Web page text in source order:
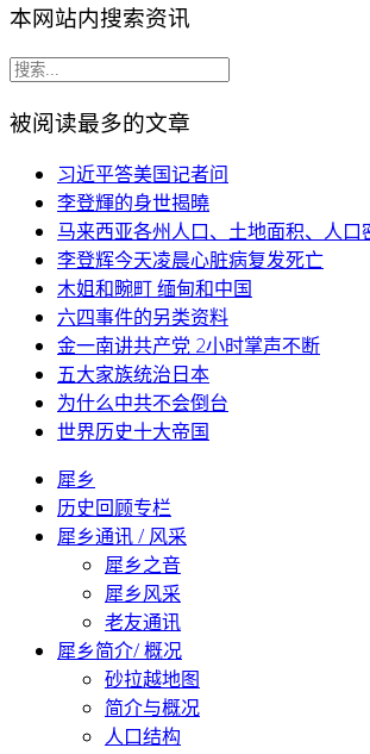
本网站内搜索资讯
被阅读最多的文章
习近平答美国记者问
李登輝的身世揭曉
马来西亚各州人口、土地面积、人口
李登辉今天凌晨心脏病复发死亡
木姐和畹町 缅甸和中国
六四事件的另类资料
金一南讲共产党 2小时掌声不断
五大家族统治日本
为什么中共不会倒台
世界历史十大帝国
犀乡
历史回顾专栏
犀乡通讯 / 风采
犀乡之音
犀乡风采
老友通讯
犀乡简介/ 概况
砂拉越地图
简介与概况
人口结构